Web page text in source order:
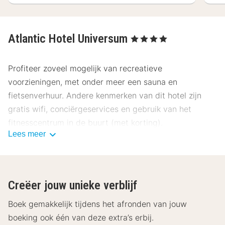
Atlantic Hotel Universum , 4 Sterren
Profiteer zoveel mogelijk van recreatieve
voorzieningen, met onder meer een sauna en
fietsenverhuur. Andere kenmerken van dit hotel zijn
gratis wifi, conciërgeservices en gebruik van het
fitnesscentrum in de buurt (met korting).
blijven en van de roomservice (beperkte tijden)
profiteren. In het weekend wordt tegen betaling een
ontbijtbuffet geserveerd van 07.00 uur tot 11.00 uur.
Lees meer
Creëer jouw unieke verblijf
Boek gemakkelijk tijdens het afronden van jouw
boeking ook één van deze extra’s erbij.